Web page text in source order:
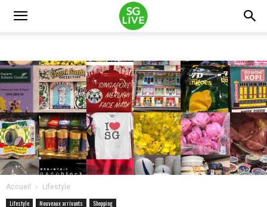
Accueil Lifestyle
Lifestyle Nouveaux arrivants Shopping